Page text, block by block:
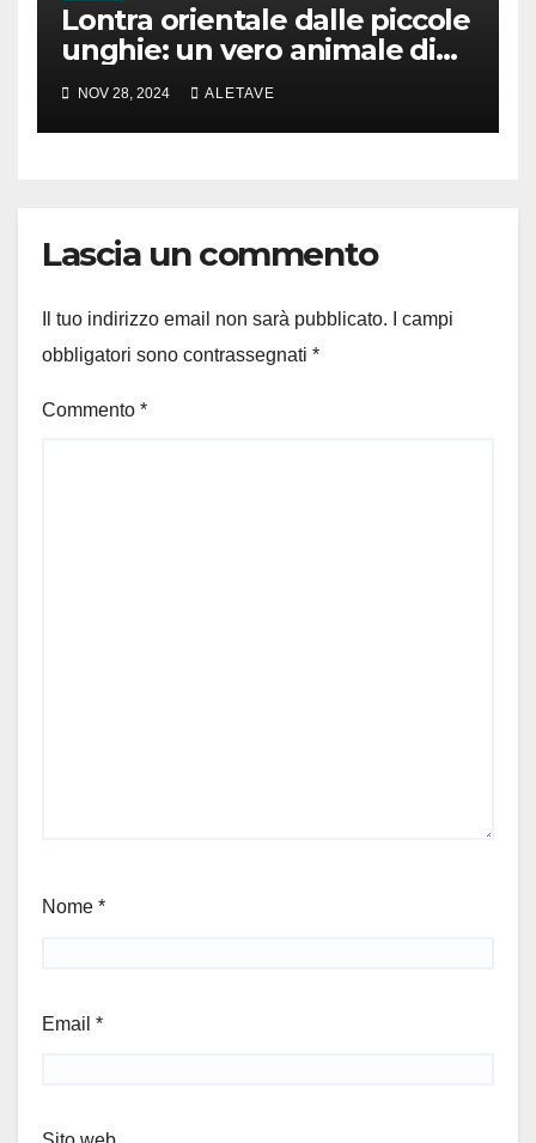
Lontra orientale dalle piccole
unghie: un vero animale di
cui parlare
NOV 28, 2024 ALETAVE
Lascia un commento
Il tuo indirizzo email non sarà pubblicato.
I campi
obbligatori sono contrassegnati *
Commento *
Nome *
Email *